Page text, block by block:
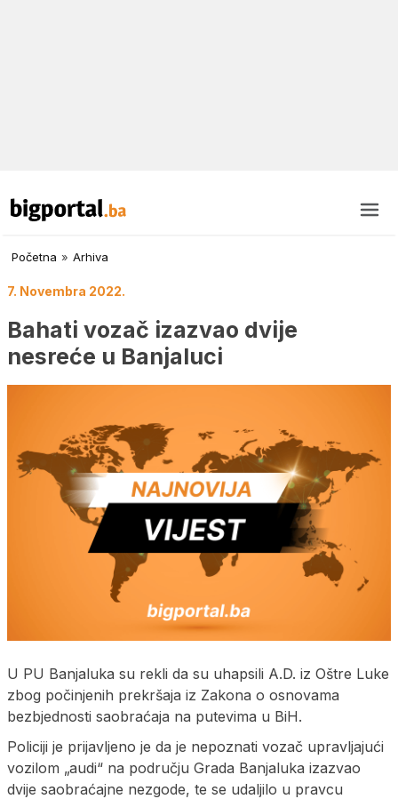
Početna » Arhiva
7. Novembra 2022.
Bahati vozač izazvao dvije
nesreće u Banjaluci
U PU Banjaluka su rekli da su uhapsili A.D. iz Oštre Luke
zbog počinjenih prekršaja iz Zakona o osnovama
bezbjednosti saobraćaja na putevima u BiH.
Policiji je prijavljeno je da je nepoznati vozač upravljajući
vozilom „audi“ na području Grada Banjaluka izazvao
dvije saobraćajne nezgode, te se udaljilo u pravcu